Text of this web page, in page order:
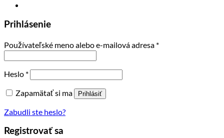
Prihlásenie
Používateľské meno alebo e-mailová adresa *
Heslo *
Zapamätať si ma
Prihlásiť
Zabudli ste heslo?
Registrovať sa